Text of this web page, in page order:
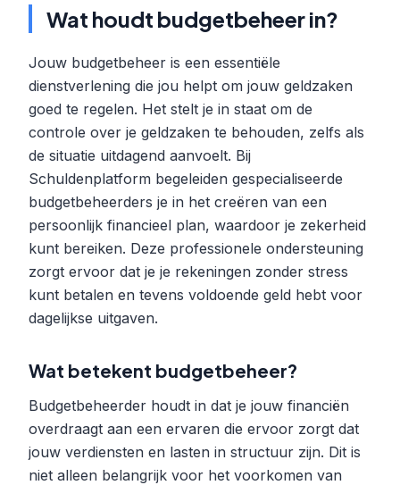
Wat houdt budgetbeheer in?
Jouw budgetbeheer is een essentiële
dienstverlening die jou helpt om jouw geldzaken
goed te regelen. Het stelt je in staat om de
controle over je geldzaken te behouden, zelfs als
de situatie uitdagend aanvoelt. Bij
Schuldenplatform begeleiden gespecialiseerde
budgetbeheerders je in het creëren van een
persoonlijk financieel plan, waardoor je zekerheid
kunt bereiken. Deze professionele ondersteuning
zorgt ervoor dat je je rekeningen zonder stress
kunt betalen en tevens voldoende geld hebt voor
dagelijkse uitgaven.
Wat betekent budgetbeheer?
Budgetbeheerder houdt in dat je jouw financiën
overdraagt aan een ervaren die ervoor zorgt dat
jouw verdiensten en lasten in structuur zijn. Dit is
niet alleen belangrijk voor het voorkomen van